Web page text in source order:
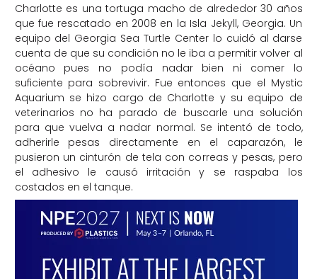
Charlotte es una tortuga macho de alrededor 30 años
que fue rescatado en 2008 en la Isla Jekyll, Georgia. Un
equipo del Georgia Sea Turtle Center lo cuidó al darse
cuenta de que su condición no le iba a permitir volver al
océano pues no podía nadar bien ni comer lo
suficiente para sobrevivir. Fue entonces que el Mystic
Aquarium se hizo cargo de Charlotte y su equipo de
veterinarios no ha parado de buscarle una solución
para que vuelva a nadar normal. Se intentó de todo,
adherirle pesas directamente en el caparazón, le
pusieron un cinturón de tela con correas y pesas, pero
el adhesivo le causó irritación y se raspaba los
costados en el tanque.